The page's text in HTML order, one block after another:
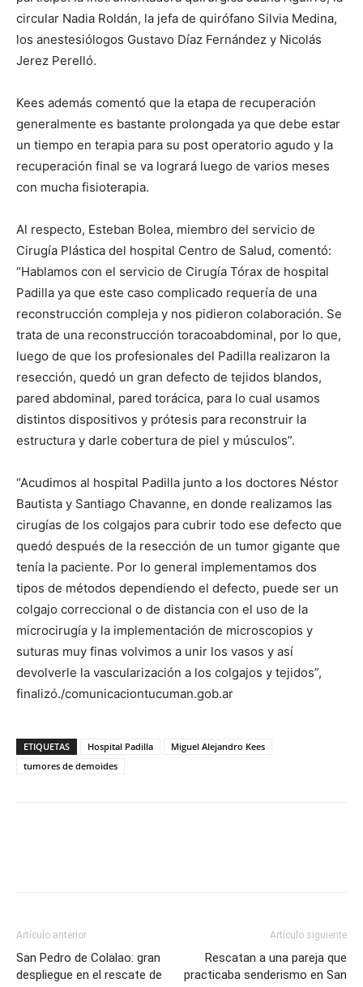
circular Nadia Roldán, la jefa de quirófano Silvia Medina,
los anestesiólogos Gustavo Díaz Fernández y Nicolás
Jerez Perelló.
Kees además comentó que la etapa de recuperación
generalmente es bastante prolongada ya que debe estar
un tiempo en terapia para su post operatorio agudo y la
recuperación final se va logrará luego de varios meses
con mucha fisioterapia.
Al respecto, Esteban Bolea, miembro del servicio de
Cirugía Plástica del hospital Centro de Salud, comentó:
“Hablamos con el servicio de Cirugía Tórax de hospital
Padilla ya que este caso complicado requería de una
reconstrucción compleja y nos pidieron colaboración. Se
trata de una reconstrucción toracoabdominal, por lo que,
luego de que los profesionales del Padilla realizaron la
resección, quedó un gran defecto de tejidos blandos,
pared abdominal, pared torácica, para lo cual usamos
distintos dispositivos y prótesis para reconstruir la
estructura y darle cobertura de piel y músculos”.
“Acudimos al hospital Padilla junto a los doctores Néstor
Bautista y Santiago Chavanne, en donde realizamos las
cirugías de los colgajos para cubrir todo ese defecto que
quedó después de la resección de un tumor gigante que
tenía la paciente. Por lo general implementamos dos
tipos de métodos dependiendo el defecto, puede ser un
colgajo correccional o de distancia con el uso de la
microcirugía y la implementación de microscopios y
suturas muy finas volvimos a unir los vasos y así
devolverle la vascularización a los colgajos y tejidos”,
finalizó./comunicaciontucuman.gob.ar
ETIQUETAS Hospital Padilla
Miguel Alejandro Kees
tumores de demoides
Artículo anterior
San Pedro de Colalao: gran
despliegue en el rescate de
Artículo siguiente
Rescatan a una pareja que
practicaba senderismo en San